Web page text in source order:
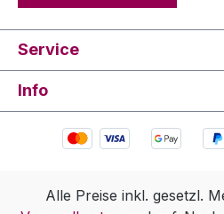
Service
Info
Alle Preise inkl. gesetzl.